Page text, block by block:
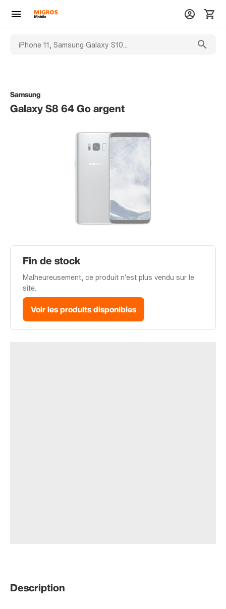
Samsung
Galaxy S8 64 Go argent
Fin de stock
Malheureusement, ce produit n'est plus vendu sur le
site.
Voir les produits disponibles
Description